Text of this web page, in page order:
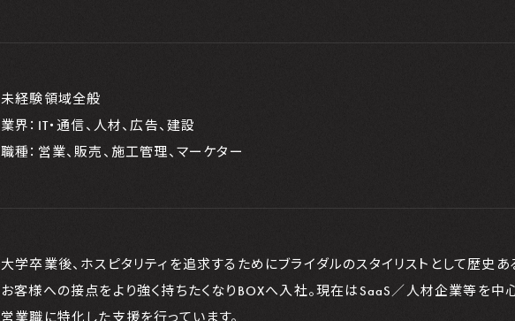
未経験領域全般
業界：IT・通信、人材、広告、建設
職種：営業、販売、施工管理、マーケター
大学卒業後、ホスピタリティを追求するためにブライダルのスタイリストとして歴史
お客様への接点をより強く持ちたくなりBOXへ入社。現在はSaaS／人材企業等を中心
営業職に特化した支援を行っています。